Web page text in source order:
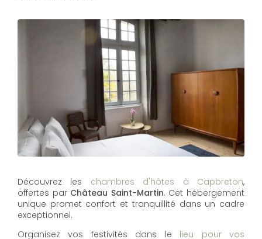
Découvrez les chambres d'hôtes à Capbreton,
offertes par Château Saint-Martin. Cet hébergement
unique promet confort et tranquillité dans un cadre
exceptionnel.
Organisez vos festivités dans le lieu pour vos